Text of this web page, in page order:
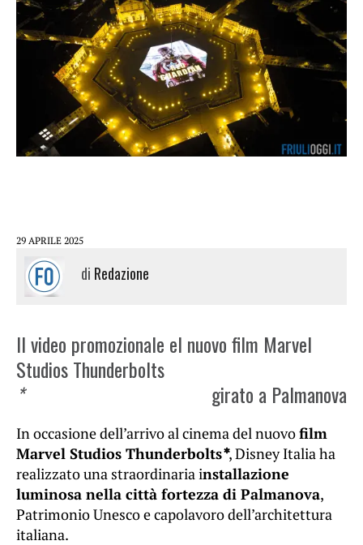
29 APRILE 2025
di Redazione
Il video promozionale el nuovo film Marvel
Studios Thunderbolts
*
girato a Palmanova
In occasione dell’arrivo al cinema del nuovofilm
Marvel Studios Thunderbolts*, Disney Italia ha
realizzato una straordinaria installazione
luminosa nella città fortezza di Palmanova,
Patrimonio Unesco e capolavoro dell’architettura
italiana.